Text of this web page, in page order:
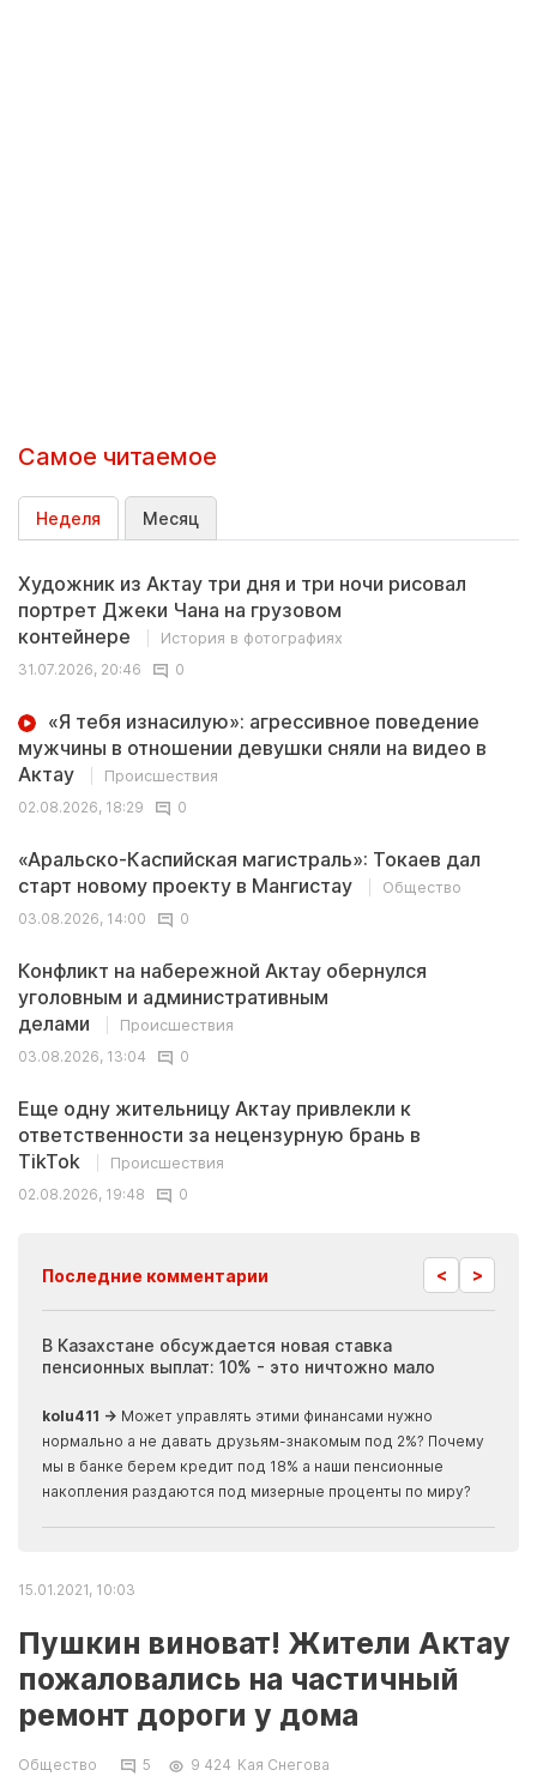
Самое читаемое
Неделя Месяц
Художник из Актау три дня и три ночи рисовал
портрет Джеки Чана на грузовом
контейнере
История в фотографиях
31.07.2026, 20:46
0
«Я тебя изнасилую»: агрессивное поведение
мужчины в отношении девушки сняли на видео в
Актау
Происшествия
02.08.2026, 18:29
0
«Аральско-Каспийская магистраль»: Токаев дал
старт новому проекту в Мангистау
Общество
03.08.2026, 14:00
0
Конфликт на набережной Актау обернулся
уголовным и административным
делами
Происшествия
03.08.2026, 13:04
0
Еще одну жительницу Актау привлекли к
ответственности за нецензурную брань в
TikTok
Происшествия
02.08.2026, 19:48
0
Последние комментарии < >
В Казахстане обсуждается новая ставка
пенсионных выплат: 10% - это ничтожно мало
kolu411 → Может управлять этими финансами нужно
нормально а не давать друзьям-знакомым под 2%? Почему
мы в банке берем кредит под 18% а наши пенсионные
накопления раздаются под мизерные проценты по миру?
15.01.2021, 10:03
Пушкин виноват! Жители Актау
пожаловались на частичный
ремонт дороги у дома
Общество 5 9 424 Кая Снегова